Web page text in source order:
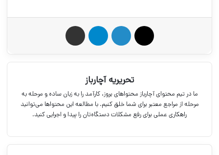
تحریریه آچارباز
ما در تیم محتوای آچارباز محتواهای بروز، کارآمد را به زبان ساده و مرحله به
مرحله از مراجع معتبر برای شما خلق کنیم. با مطالعه این محتواها می‌توانید
راهکاری عملی برای رفع مشکلات دستگاه‌تان را پیدا و اجرایی کنید.